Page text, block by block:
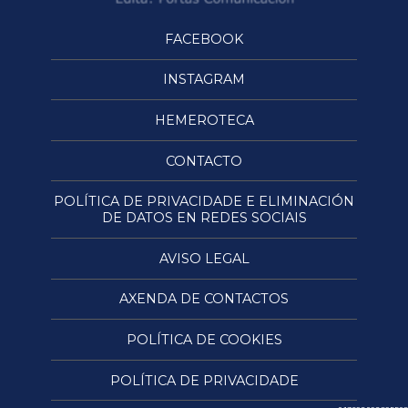
FACEBOOK
INSTAGRAM
HEMEROTECA
CONTACTO
POLÍTICA DE PRIVACIDADE E ELIMINACIÓN
DE DATOS EN REDES SOCIAIS
AVISO LEGAL
AXENDA DE CONTACTOS
POLÍTICA DE COOKIES
POLÍTICA DE PRIVACIDADE